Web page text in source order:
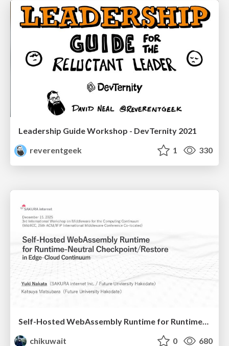
Leadership Guide Workshop - DevTernity 2021
reverentgeek
1 330
chikuwait
0 680